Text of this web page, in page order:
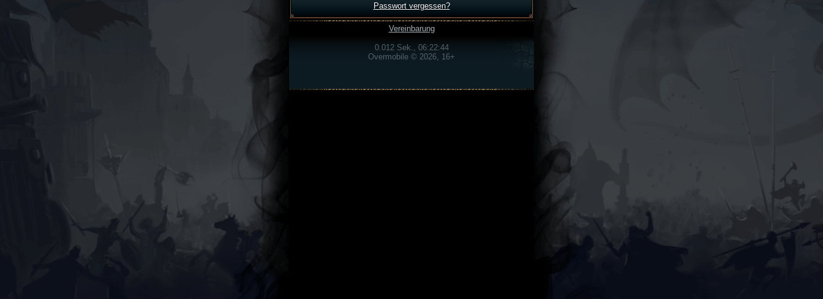
Passwort vergessen?
Vereinbarung
0.012 Sek., 06:22:44
Overmobile © 2026, 16+